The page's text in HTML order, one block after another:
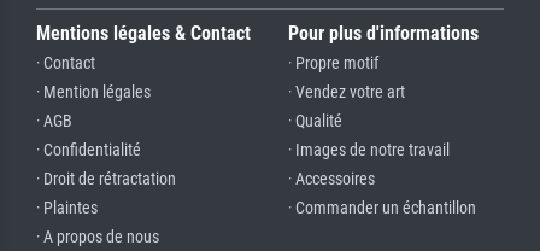
Mentions légales & Contact
· Contact
· Mention légales
· AGB
· Confidentialité
· Droit de rétractation
· Plaintes
· A propos de nous
Pour plus d'informations
· Propre motif
· Vendez votre art
· Qualité
· Images de notre travail
· Accessoires
· Commander un échantillon